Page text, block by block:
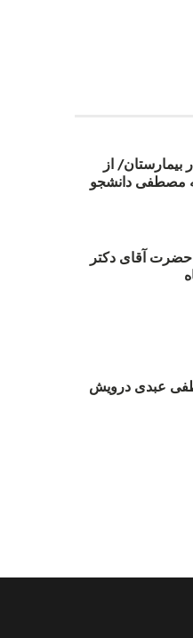
بیمارستان/ از
حضرت آقای دکتر
عبدی درویش